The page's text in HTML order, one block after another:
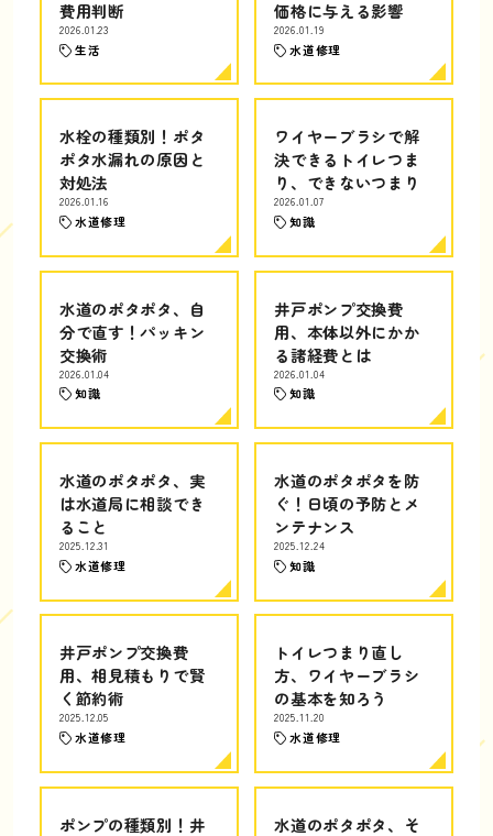
費用判断
2026.01.23
生活
価格に与える影響
2026.01.19
水道修理
水栓の種類別！ポタ
ポタ水漏れの原因と
対処法
2026.01.16
水道修理
ワイヤーブラシで解
決できるトイレつま
り、できないつまり
2026.01.07
知識
水道のポタポタ、自
分で直す！パッキン
交換術
2026.01.04
知識
井戸ポンプ交換費
用、本体以外にかか
る諸経費とは
2026.01.04
知識
水道のポタポタ、実
は水道局に相談でき
ること
2025.12.31
水道修理
水道のポタポタを防
ぐ！日頃の予防とメ
ンテナンス
2025.12.24
知識
井戸ポンプ交換費
用、相見積もりで賢
く節約術
2025.12.05
水道修理
トイレつまり直し
方、ワイヤーブラシ
の基本を知ろう
2025.11.20
水道修理
ポンプの種類別！井
水道のポタポタ、そ